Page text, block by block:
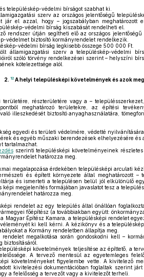
településkép-védelmi bírságot szabhat ki.
szerv az országos jelentőségű
jár el azzal, hogy – jogszabályban meghatározott
védelmi bírság kiszabását rendelheti el.
rendszer útján segítheti elő az országos
védelmet biztosító kormányrendelet rendelkezik.
védelmi bírság legkisebb összege 500 000 Ft.
államigazgatási szerv a településkép-védelmi
szóló törvény rendelkezései szerint – helyszíni
kötelezettsége alól.
2. 12 A helyi településképi követelmények és azok
részterületére vagy a –
meghatározó területekre, az építési
illeszkedését biztosító anyaghasználatára,
egyedi és területi védelmére, védetté nyilvánítására
és egyéb műszaki berendezések elhelyezésére
tartalmazhat.
szerinti településképi követelményeinek
határozza meg.
megalapozása érdekében településképi arculati
és épített környezete által meghatározott –
és ismerteti a településen belül jól elkülönülő
megjelenítés formájában javaslatot tesz a
határozza meg.
rendelet az egy település által önállóan
főépítész (a továbbiakban együtt:
Magyar Építész Kamara, a településképi rendelet
ki kell kérni. A kézikönyv és a
a Kormány rendeletben állapítja meg.
megalkotása során gondoskodni kell –
biztosításáról.
követelmények teljesítése az építtető, a
A tervező mentesül az egyetemleges
követelményeket figyelembe vette. A kivitelező
kivitelezési dokumentációban foglaltak szerint
a felelősség a tervezőt vagy a kivitelezőt terheli.